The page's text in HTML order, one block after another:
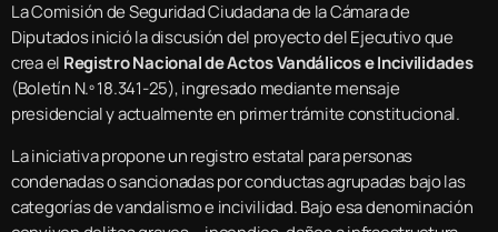
La Comisión de Seguridad Ciudadana de la Cámara de
Diputados inició la discusión del proyecto del Ejecutivo que
crea el Registro Nacional de Actos Vandálicos e Incivilidades
(Boletín N.º 18.341-25), ingresado mediante mensaje
presidencial y actualmente en primer trámite constitucional.
La iniciativa propone un registro estatal para personas
condenadas o sancionadas por conductas agrupadas bajo las
categorías de vandalismo e incivilidad. Bajo esa denominación